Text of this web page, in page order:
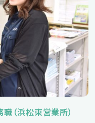
（浜松東営業所）